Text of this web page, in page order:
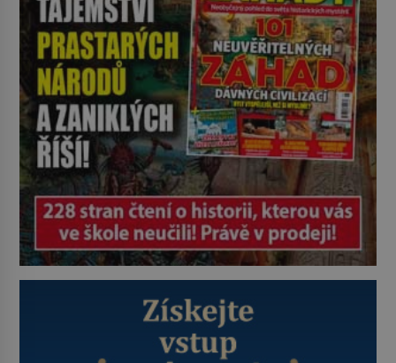
ovládaný muž? Marcus Aurelius byl
zastáncem stoicismu, učení, […]